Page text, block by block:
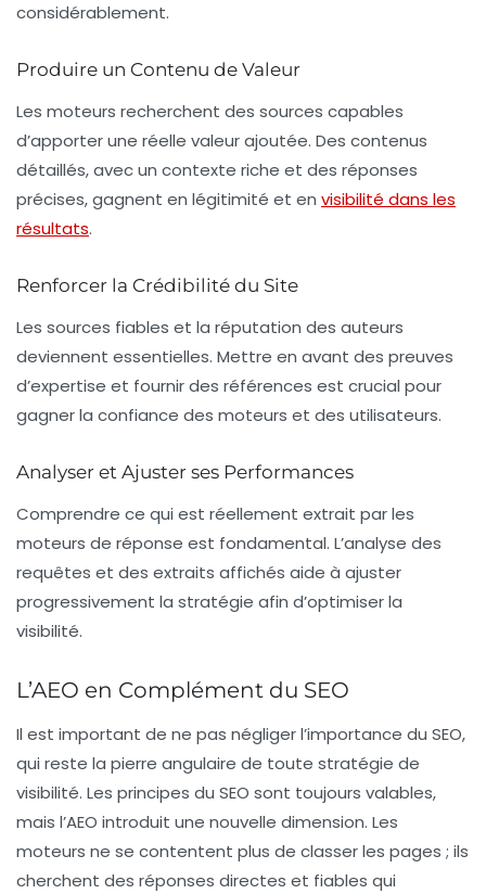
considérablement.
Produire un Contenu de Valeur
Les moteurs recherchent des sources capables
d’apporter une réelle valeur ajoutée. Des contenus
détaillés, avec un contexte riche et des réponses
précises, gagnent en légitimité et en visibilité dans les
résultats.
Renforcer la Crédibilité du Site
Les sources fiables et la réputation des auteurs
deviennent essentielles. Mettre en avant des preuves
d’expertise et fournir des références est crucial pour
gagner la confiance des moteurs et des utilisateurs.
Analyser et Ajuster ses Performances
Comprendre ce qui est réellement extrait par les
moteurs de réponse est fondamental. L’analyse des
requêtes et des extraits affichés aide à ajuster
progressivement la stratégie afin d’optimiser la
visibilité.
L’AEO en Complément du SEO
Il est important de ne pas négliger l’importance du SEO,
qui reste la pierre angulaire de toute stratégie de
visibilité. Les principes du SEO sont toujours valables,
mais l’AEO introduit une nouvelle dimension. Les
moteurs ne se contentent plus de classer les pages ; ils
cherchent des réponses directes et fiables qui